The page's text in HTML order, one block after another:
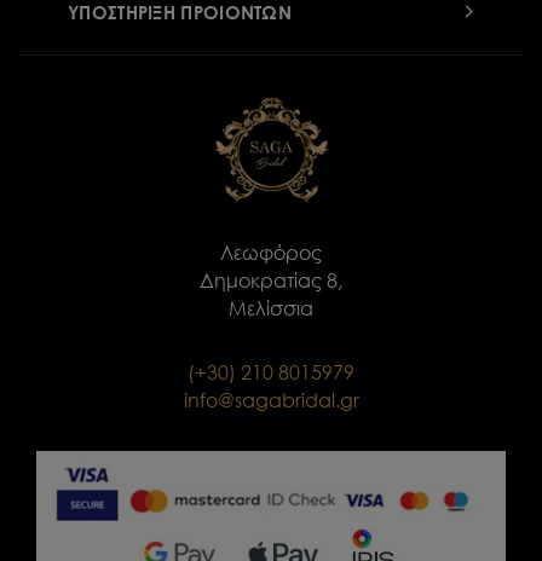
ΥΠΟΣΤΗΡΙΞΗ ΠΡΟΙΟΝΤΩΝ
Λεωφόρος
Δημοκρατίας 8,
Μελίσσια
(+30) 210 8015979
info@sagabridal.gr